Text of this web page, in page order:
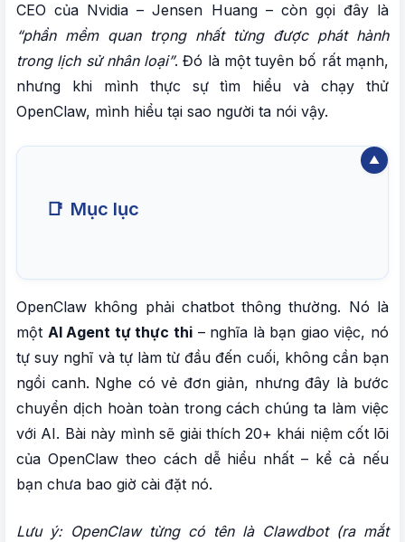
CEO của Nvidia – Jensen Huang – còn gọi đây là
“phần mềm quan trọng nhất từng được phát hành
trong lịch sử nhân loại”. Đó là một tuyên bố rất mạnh,
nhưng khi mình thực sự tìm hiểu và chạy thử
OpenClaw, mình hiểu tại sao người ta nói vậy.
📑 Mục lục
II. 20+ KHÁI NIỆM QUAN TRỌNG BẠN CẦN
NẮM KHI DÙNG OPENCLAW
1. Agentic Loop – vòng lặp suy nghĩ và hành
động
2. Cron Jobs – tự động hóa theo lịch cố định
3. Heartbeat – nhịp đập chủ động của Agent
4. AI Models – bộ não xử lý của OpenClaw
OpenClaw không phải chatbot thông thường. Nó là
một AI Agent tự thực thi– nghĩa là bạn giao việc, nó
tự suy nghĩ và tự làm từ đầu đến cuối, không cần bạn
ngồi canh. Nghe có vẻ đơn giản, nhưng đây là bước
chuyển dịch hoàn toàn trong cách chúng ta làm việc
với AI. Bài này mình sẽ giải thích 20+ khái niệm cốt lõi
của OpenClaw theo cách dễ hiểu nhất – kể cả nếu
bạn chưa bao giờ cài đặt nó.
Lưu ý: OpenClaw từng có tên là Clawdbot (ra mắt